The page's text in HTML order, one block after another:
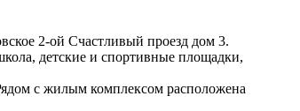
2-ой Счастливый проезд дом 3.
детские и спортивные площадки,
с жилым комплексом расположена